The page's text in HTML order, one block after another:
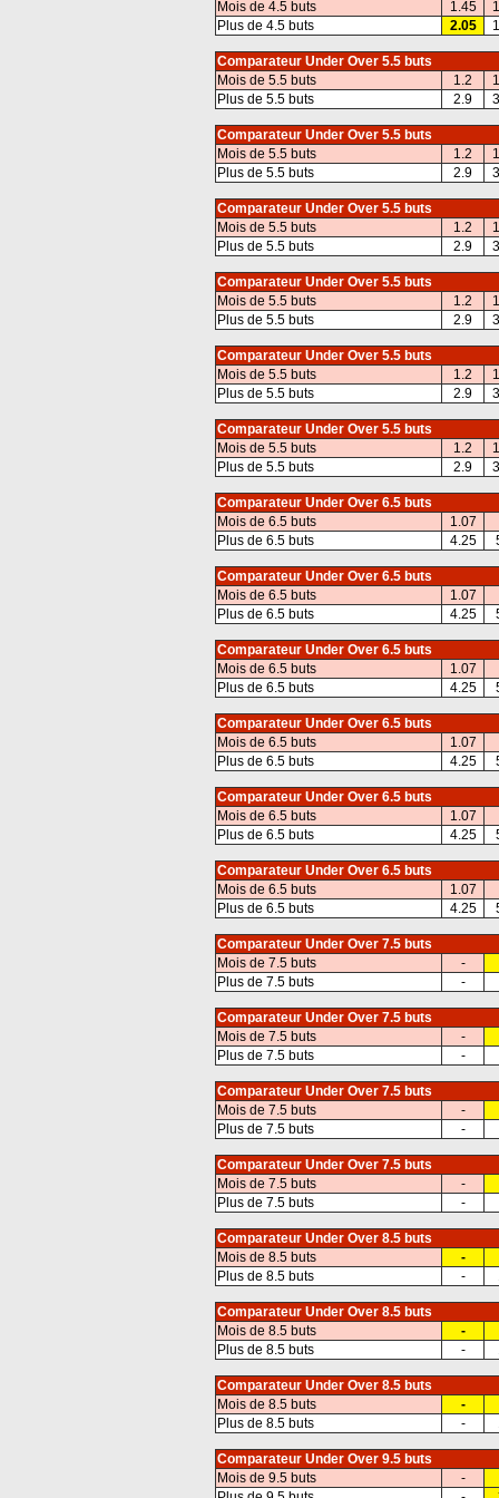
Mois de 4.5 buts 1.45
Plus de 4.5 buts
2.05
Comparateur Under Over 5.5 buts
Mois de 5.5 buts
1.2
Plus de 5.5 buts
2.9
Comparateur Under Over 5.5 buts
Mois de 5.5 buts
1.2
Plus de 5.5 buts
2.9
Comparateur Under Over 5.5 buts
Mois de 5.5 buts
1.2
Plus de 5.5 buts
2.9
Comparateur Under Over 5.5 buts
Mois de 5.5 buts
1.2
Plus de 5.5 buts
2.9
Comparateur Under Over 5.5 buts
Mois de 5.5 buts
1.2
Plus de 5.5 buts
2.9
Comparateur Under Over 5.5 buts
Mois de 5.5 buts
1.2
Plus de 5.5 buts
2.9
Comparateur Under Over 6.5 buts
Mois de 6.5 buts
1.07
Plus de 6.5 buts
4.25
Comparateur Under Over 6.5 buts
Mois de 6.5 buts
1.07
Plus de 6.5 buts
4.25
Comparateur Under Over 6.5 buts
Mois de 6.5 buts
1.07
Plus de 6.5 buts
4.25
Comparateur Under Over 6.5 buts
Mois de 6.5 buts
1.07
Plus de 6.5 buts
4.25
Comparateur Under Over 6.5 buts
Mois de 6.5 buts
1.07
Plus de 6.5 buts
4.25
Comparateur Under Over 6.5 buts
Mois de 6.5 buts
1.07
Plus de 6.5 buts
4.25
Comparateur Under Over 7.5 buts
Mois de 7.5 buts
-
Plus de 7.5 buts
-
Comparateur Under Over 7.5 buts
Mois de 7.5 buts
-
Plus de 7.5 buts
-
Comparateur Under Over 7.5 buts
Mois de 7.5 buts
-
Plus de 7.5 buts
-
Comparateur Under Over 7.5 buts
Mois de 7.5 buts
-
Plus de 7.5 buts
-
Comparateur Under Over 8.5 buts
Mois de 8.5 buts
-
Plus de 8.5 buts
-
Comparateur Under Over 8.5 buts
Mois de 8.5 buts
-
Plus de 8.5 buts
-
Comparateur Under Over 8.5 buts
Mois de 8.5 buts
-
Plus de 8.5 buts
-
Comparateur Under Over 9.5 buts
Mois de 9.5 buts
-